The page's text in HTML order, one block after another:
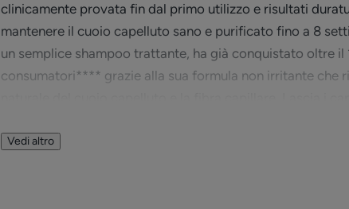
clinicamente provata fin dal primo utilizzo e risultati
mantenere il cuoio capelluto sano e purificato fino a 8
un semplice shampoo trattante, ha già conquistato oltre il
consumatori**** grazie alla sua formula non irritante che
Vedi altro